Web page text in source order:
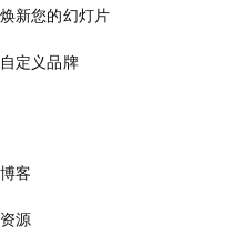
焕新您的幻灯片
自定义品牌
博客
资源